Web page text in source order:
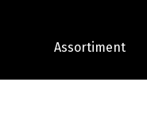
Assortiment